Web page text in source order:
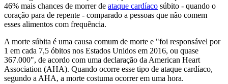
46% mais chances de morrer de ataque cardíaco súbito - quando o
coração para de repente - comparado a pessoas que não comem
esses alimentos com frequência.
A morte súbita é uma causa comum de morte e "foi responsável por
1 em cada 7,5 óbitos nos Estados Unidos em 2016, ou quase
367.000", de acordo com uma declaração da American Heart
Association (AHA). Quando ocorre esse tipo de ataque cardíaco,
segundo a AHA, a morte costuma ocorrer em uma hora.